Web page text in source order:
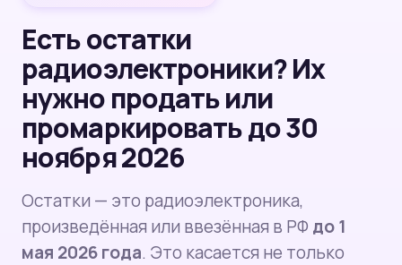
Есть остатки
радиоэлектроники? Их
нужно продать или
промаркировать до 30
ноября 2026
Остатки — это радиоэлектроника,
произведённая или ввезённая в РФ до 1
мая 2026 года. Это касается не только